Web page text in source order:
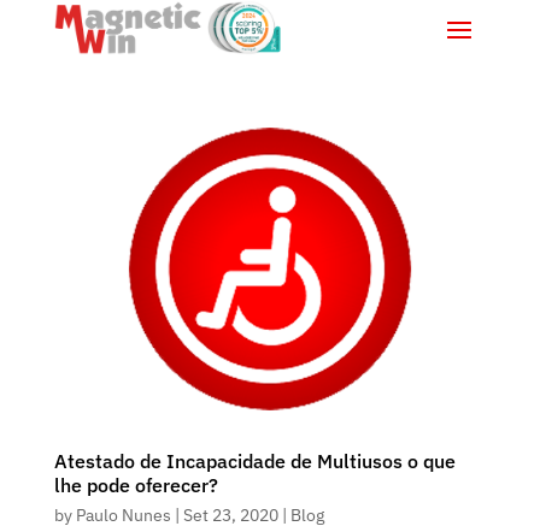
Atestado de Incapacidade de Multiusos o que
lhe pode oferecer?
by Paulo Nunes | Set 23, 2020| Blog